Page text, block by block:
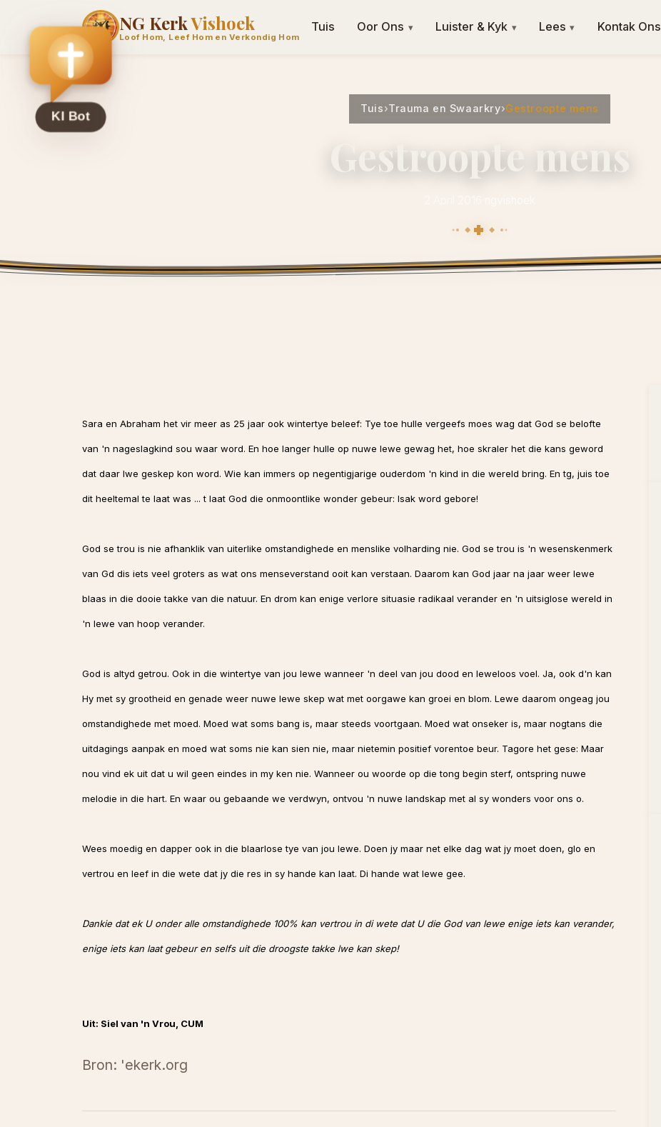
NG KerkVishoek
Loof Hom, Leef Hom en Verkondig Hom
Tuis Oor Ons ▾ Luister & Kyk ▾ Lees ▾ Kontak Ons
Tuis›Trauma en Swaarkry›Gestroopte mens
Gestroopte mens
Sara en Abraham het vir meer as 25 jaar ook wintertye beleef: Tye toe hulle vergeefs moes wag dat God se belofte
van 'n nageslagkind sou waar word. En hoe langer hulle op nuwe lewe gewag het, hoe skraler het die kans geword
dat daar lwe geskep kon word. Wie kan immers op negentigjarige ouderdom 'n kind in die wereld bring. En tg, juis toe
dit heeltemal te laat was ... t laat God die onmoontlike wonder gebeur: Isak word gebore!
God se trou is nie afhanklik van uiterlike omstandighede en menslike volharding nie. God se trou is 'n wesenskenmerk
van Gd dis iets veel groters as wat ons menseverstand ooit kan verstaan. Daarom kan God jaar na jaar weer lewe
blaas in die dooie takke van die natuur. En drom kan enige verlore situasie radikaal verander en 'n uitsiglose wereld in
'n lewe van hoop verander.
God is altyd getrou. Ook in die wintertye van jou lewe wanneer 'n deel van jou dood en leweloos voel. Ja, ook d'n kan
Hy met sy grootheid en genade weer nuwe lewe skep wat met oorgawe kan groei en blom. Lewe daarom ongeag jou
omstandighede met moed. Moed wat soms bang is, maar steeds voortgaan. Moed wat onseker is, maar nogtans die
uitdagings aanpak en moed wat soms nie kan sien nie, maar nietemin positief vorentoe beur. Tagore het gese: Maar
nou vind ek uit dat u wil geen eindes in my ken nie. Wanneer ou woorde op die tong begin sterf, ontspring nuwe
melodie in die hart. En waar ou gebaande we verdwyn, ontvou 'n nuwe landskap met al sy wonders voor ons o.
Wees moedig en dapper ook in die blaarlose tye van jou lewe. Doen jy maar net elke dag wat jy moet doen, glo en
vertrou en leef in die wete dat jy die res in sy hande kan laat. Di hande wat lewe gee.
Dankie dat ek U onder alle omstandighede 100% kan vertrou in di wete dat U die God van lewe enige iets kan verander,
enige iets kan laat gebeur en selfs uit die droogste takke lwe kan skep!
Uit: Siel van 'n Vrou, CUM
Bron: 'ekerk.org